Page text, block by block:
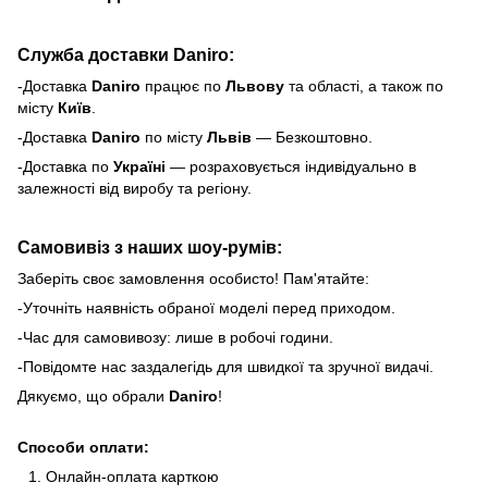
Служба доставки Daniro:
-Доставка Daniro працює по Львову та області, а також по
місту Київ
-Доставка Daniro по місту Львів — Безкоштовно.
-Доставка по Україні — розраховується індивідуально в
залежності від виробу та регіону.
Самовивіз з наших шоу-румів:
Заберіть своє замовлення особисто! Пам'ятайте:
-Уточніть наявність обраної моделі перед приходом.
-Час для самовивозу: лише в робочі години.
-Повідомте нас заздалегідь для швидкої та зручної видачі.
Дякуємо, що обрали Daniro!
Способи оплати:
Онлайн-оплата карткою